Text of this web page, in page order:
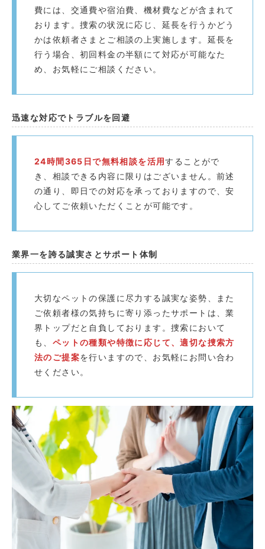
費には、交通費や宿泊費、機材費などが含まれて
おります。捜索の状況に応じ、延長を行うかどう
かは依頼者さまとご相談の上実施します。延長を
行う場合、初回料金の半額にて対応が可能なた
め、お気軽にご相談ください。
迅速な対応でトラブルを回避️
24時間365日で無料相談を活用することがで
き、相談できる内容に限りはございません。前述
の通り、即日での対応を承っておりますので、安
心してご依頼いただくことが可能です。
業界一を誇る誠実さとサポート体制
大切なペットの保護に尽力する誠実な姿勢、また
ご依頼者様の気持ちに寄り添ったサポートは、業
界トップだと自負しております。捜索において
も、 ペットの種類や特徴に応じて、適切な捜索方
法のご提案を行いますので、お気軽にお問い合わ
せください。